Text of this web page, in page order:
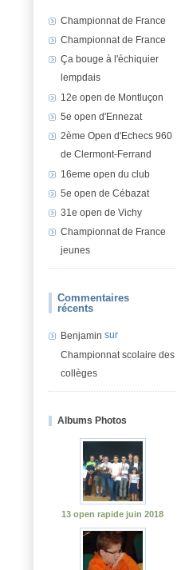
Championnat de France
Championnat de France
Ça bouge à l'échiquier
lempdais
12e open de Montluçon
5e open d'Ennezat
2ème Open d'Echecs 960
de Clermont-Ferrand
16eme open du club
5e open de Cébazat
31e open de Vichy
Championnat de France
jeunes
Commentaires
récents
Benjamin sur
Championnat scolaire des
collèges
Albums Photos
13 open rapide juin 2018